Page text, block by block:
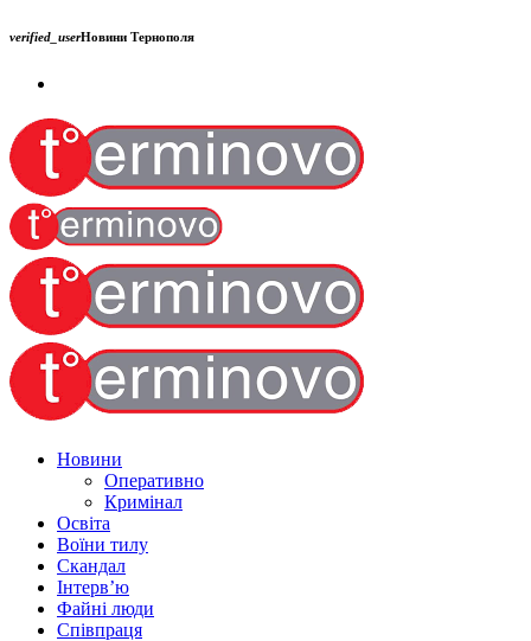
verified_userНовини Тернополя
Новини
Оперативно
Кримінал
Освіта
Воїни тилу
Скандал
Інтерв’ю
Файні люди
Співпраця